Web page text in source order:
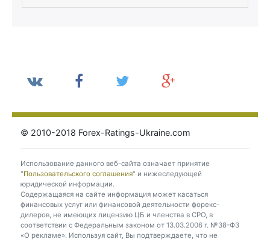
© 2010-2018 Forex-Ratings-Ukraine.com
Использование данного веб-сайта означает принятие
"Пользовательского соглашения" и нижеследующей
юридической информации.
Содержащаяся на сайте информация может касаться
финансовых услуг или финансовой деятельности форекс-
дилеров, не имеющих лицензию ЦБ и членства в СРО, в
соответствии с Федеральным законом от 13.03.2006 г. №38-ФЗ
«О рекламе». Используя сайт, Вы подтверждаете, что не